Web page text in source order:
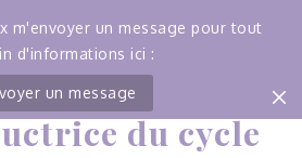
m'envoyer un message pour tout
d'informations ici :
un message
du cycle